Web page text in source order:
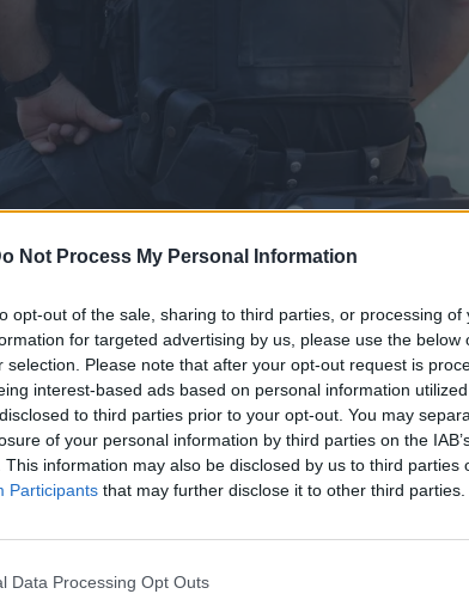
Not Process My Personal Information
opt-out of the sale, sharing to third parties, or processing of
for targeted advertising by us, please use the below
selection. Please note that after your opt-out request is
interest-based ads based on personal information
to third parties prior to your opt-out. You may
of your personal information by third parties on the
This information may also be disclosed by us to third parties
Participants that may further disclose it to other third parties.
Data Processing Opt Outs
Bluesky Email Copy Link
ώρα οι αρχές στηΘεσσαλονίκη,
το σπίτι της.